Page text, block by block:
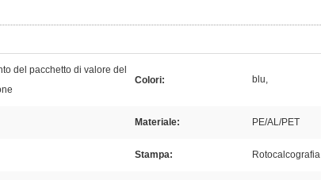
del pacchetto di valore del
Colori: blu,
Materiale: PE/AL/PET
Stampa: Rotocalcografia